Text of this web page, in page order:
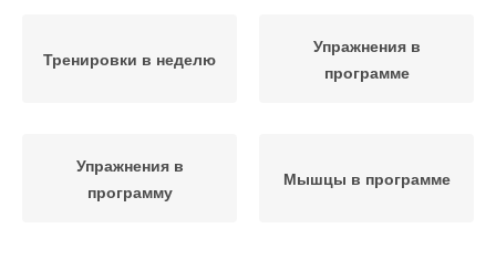
Тренировки в неделю
Упражнения в
программе
Упражнения в
программу
Мышцы в программе